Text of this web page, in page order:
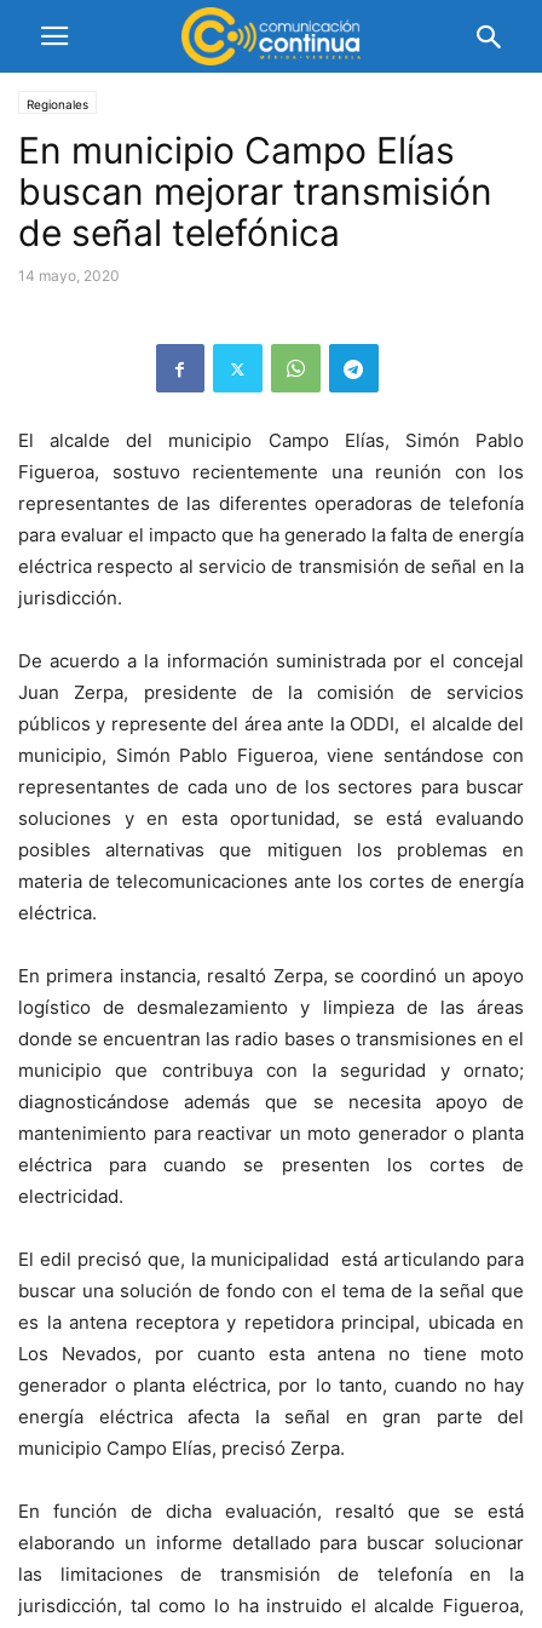
Regionales
En municipio Campo Elías
buscan mejorar transmisión
de señal telefónica
14 mayo, 2020
El alcalde del municipio Campo Elías, Simón Pablo
Figueroa, sostuvo recientemente una reunión con los
representantes de las diferentes operadoras de telefonía
para evaluar el impacto que ha generado la falta de energía
eléctrica respecto al servicio de transmisión de señal en la
jurisdicción.
De acuerdo a la información suministrada por el concejal
Juan Zerpa, presidente de la comisión de servicios
públicos y represente del área ante la ODDI, el alcalde del
municipio, Simón Pablo Figueroa, viene sentándose con
representantes de cada uno de los sectores para buscar
soluciones y en esta oportunidad, se está evaluando
posibles alternativas que mitiguen los problemas en
materia de telecomunicaciones ante los cortes de energía
eléctrica.
En primera instancia, resaltó Zerpa, se coordinó un apoyo
logístico de desmalezamiento y limpieza de las áreas
donde se encuentran las radio bases o transmisiones en el
municipio que contribuya con la seguridad y ornato;
diagnosticándose además que se necesita apoyo de
mantenimiento para reactivar un moto generador o planta
eléctrica para cuando se presenten los cortes de
electricidad.
El edil precisó que, la municipalidad está articulando para
buscar una solución de fondo con el tema de la señal que
es la antena receptora y repetidora principal, ubicada en
Los Nevados, por cuanto esta antena no tiene moto
generador o planta eléctrica, por lo tanto, cuando no hay
energía eléctrica afecta la señal en gran parte del
municipio Campo Elías, precisó Zerpa.
En función de dicha evaluación, resaltó que se está
elaborando un informe detallado para buscar solucionar
las limitaciones de transmisión de telefonía en la
jurisdicción, tal como lo ha instruido el alcalde Figueroa,